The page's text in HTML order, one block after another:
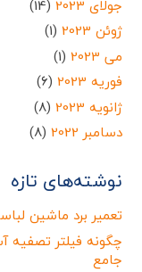
جولای 2023
(14)
ژوئن 2023
(1)
می 2023
(1)
فوریه 2023
(6)
ژانویه 2023
(8)
دسامبر 2022
(8)
نوشته‌های تازه
تعمیر برد ماشین
چگونه فیلتر تصفیه
جامع